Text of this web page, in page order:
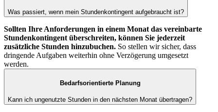
Was passiert, wenn mein Stundenkontingent aufgebraucht ist?
Sollten Ihre Anforderungen in einem Monat das vereinbarte
Stundenkontingent überschreiten, können Sie jederzeit
zusätzliche Stunden hinzubuchen. So stellen wir sicher, dass
dringende Aufgaben weiterhin ohne Verzögerung umgesetzt
werden.
Bedarfsorientierte Planung
Kann ich ungenutzte Stunden in den nächsten Monat übertragen?